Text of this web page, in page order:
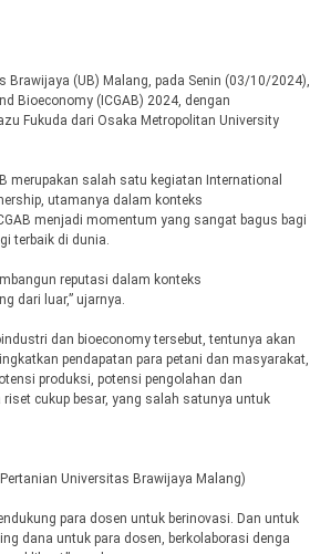
(UB) Malang, pada Senin (03/10/2024),
Bioeconomy (ICGAB) 2024, dengan
Fukuda dari Osaka Metropolitan University
merupakan salah satu kegiatan International
utamanya dalam konteks
menjadi momentum yang sangat bagus bagi
terbaik di dunia.
reputasi dalam konteks
dari luar,” ujarnya.
dan bioeconomy tersebut, tentunya akan
pendapatan para petani dan masyarakat,
produksi, potensi pengolahan dan
cukup besar, yang salah satunya untuk
Universitas Brawijaya Malang)
para dosen untuk berinovasi. Dan untuk
dana untuk para dosen, berkolaborasi denga